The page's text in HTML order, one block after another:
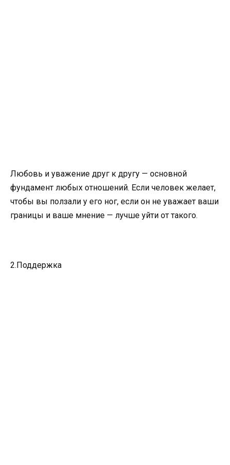
Любовь и уважение друг к другу — основной
фундамент любых отношений. Если человек желает,
чтобы вы ползали у его ног, если он не уважает ваши
границы и ваше мнение — лучше уйти от такого.
2.Поддержка